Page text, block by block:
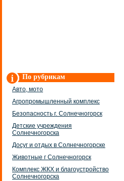
По рубрикам
Авто, мото
Агропромышленный комплекс
Безопасность г. Солнечногорск
Детские учреждения
Солнечногорска
Досуг и отдых в Солнечногорске
Животные г Солнечногорск
Комплекс ЖКХ и благоустройство
Солнечногорска